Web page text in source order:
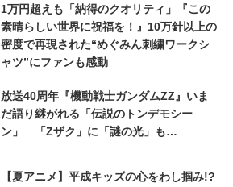
1万円超えも「納得のクオリティ」『この
素晴らしい世界に祝福を！』10万針以上の
密度で再現された“めぐみん刺繍ワークシ
ャツ”にファンも感動
放送40周年『機動戦士ガンダムZZ』いま
だ語り継がれる「伝説のトンデモシー
ン」 「Zザク」に「謎の光」も…
【夏アニメ】平成キッズの心をわし掴み!?